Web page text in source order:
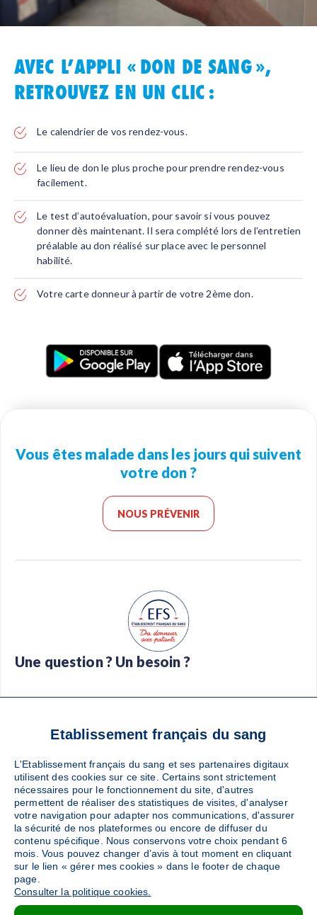
AVEC L’APPLI « DON DE SANG »,
RETROUVEZ EN UN CLIC :
Le calendrier de vos rendez-vous.
Le lieu de don le plus proche pour prendre rendez-vous
facilement.
Le test d’autoévaluation, pour savoir si vous pouvez
donner dès maintenant. Il sera complété lors de l’entretien
préalable au don réalisé sur place avec le personnel
habilité.
Votre carte donneur à partir de votre 2ème don.
Vous êtes malade dans les jours qui suivent
votre don ?
NOUS PRÉVENIR
Une question ? Un besoin ?
Téléchargez l’app Don de sang
Suivez-nous :
Etablissement français du sang
L'Etablissement français du sang et ses partenaires digitaux
utilisent des cookies sur ce site. Certains sont strictement
nécessaires pour le fonctionnement du site, d'autres
permettent de réaliser des statistiques de visites, d'analyser
votre navigation pour adapter nos communications, d'assurer
la sécurité de nos plateformes ou encore de diffuser du
contenu spécifique. Nous conservons votre choix pendant 6
mois. Vous pouvez changer d’avis à tout moment en cliquant
sur le lien « gérer mes cookies » dans le footer de chaque
page.
Consulter la politique cookies.